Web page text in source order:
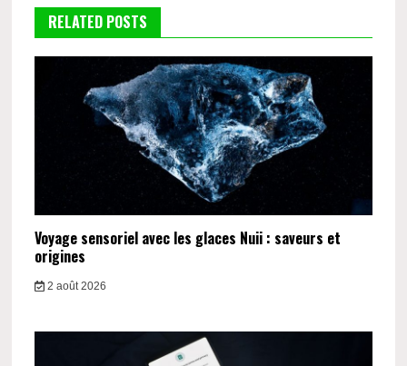
RELATED POSTS
Voyage sensoriel avec les glaces Nuii : saveurs et
origines
2 août 2026